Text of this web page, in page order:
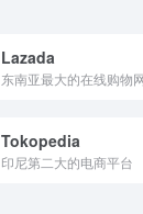
Lazada
Tokopedia
印尼第二大的电商平台